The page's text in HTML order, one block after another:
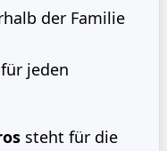
der Familie
jeden
steht für die